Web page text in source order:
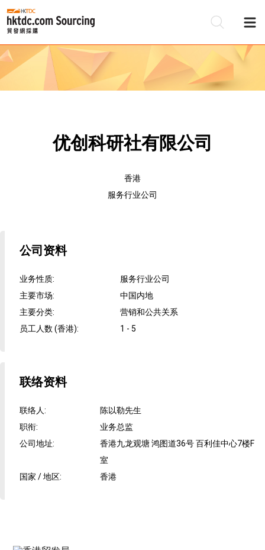
优创科研社有限公司
香港
服务行业公司
公司资料
业务性质:
服务行业公司
主要市场:
中国内地
主要分类:
营销和公共关系
员工人数 (香港): 1 - 5
联络资料
联络人:
陈以勒先生
职衔:
业务总监
公司地址:
香港九龙观塘 鸿图道36号 百利佳中心7楼F
室
国家 / 地区: 香港